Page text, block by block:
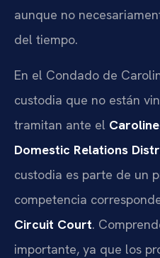
aunque no
del tiempo.
En el Condado de
custodia que no están
tramitan ante el
Domestic Relations
custodia es parte de un
competencia
Circuit Court.
importante, ya que los